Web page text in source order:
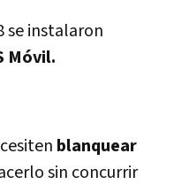
se instalaron
Móvil.
blanquear
sin concurrir